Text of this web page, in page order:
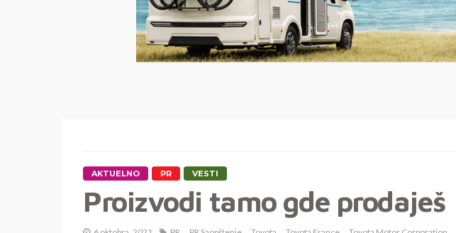
AKTUELNO PR VESTI
Proizvodi tamo gde prodaješ